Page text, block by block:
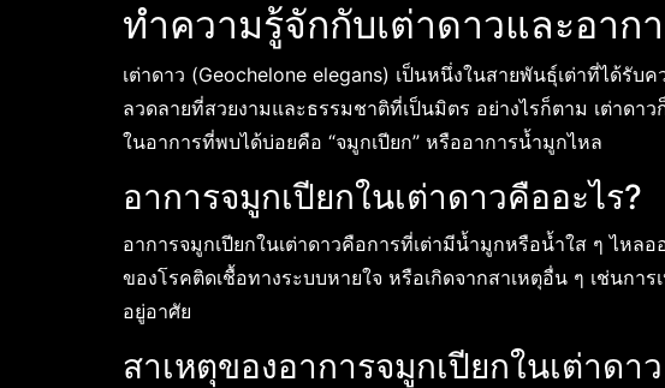
ทำความรู้จักกับเต่าดาวและอาก
เต่าดาว (Geochelone elegans) เป็นหนึ่งในสายพันธุ์เต่าที่ได้รับ
ลวดลายที่สวยงามและธรรมชาติที่เป็นมิตร อย่างไรก็ตาม เต่าดา
ในอาการที่พบได้บ่อยคือ “จมูกเปียก” หรืออาการน้ำมูกไหล
อาการจมูกเปียกในเต่าดาวคืออะไร?
อาการจมูกเปียกในเต่าดาวคือการที่เต่ามีน้ำมูกหรือน้ำใส ๆ ไห
ของโรคติดเชื้อทางระบบหายใจ หรือเกิดจากสาเหตุอื่น ๆ เช่นก
อยู่อาศัย
สาเหตุของอาการจมูกเปียกในเต่าดาว